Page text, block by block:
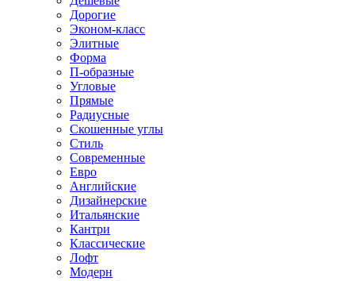
Дорогие
Эконом-класс
Элитные
Форма
П-образные
Угловые
Прямые
Радиусные
Скошенные углы
Стиль
Современные
Евро
Английские
Дизайнерские
Итальянские
Кантри
Классические
Лофт
Модерн